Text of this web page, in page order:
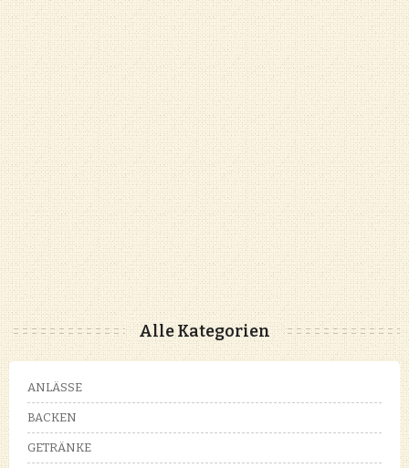
Alle Kategorien
ANLÄSSE
BACKEN
GETRÄNKE